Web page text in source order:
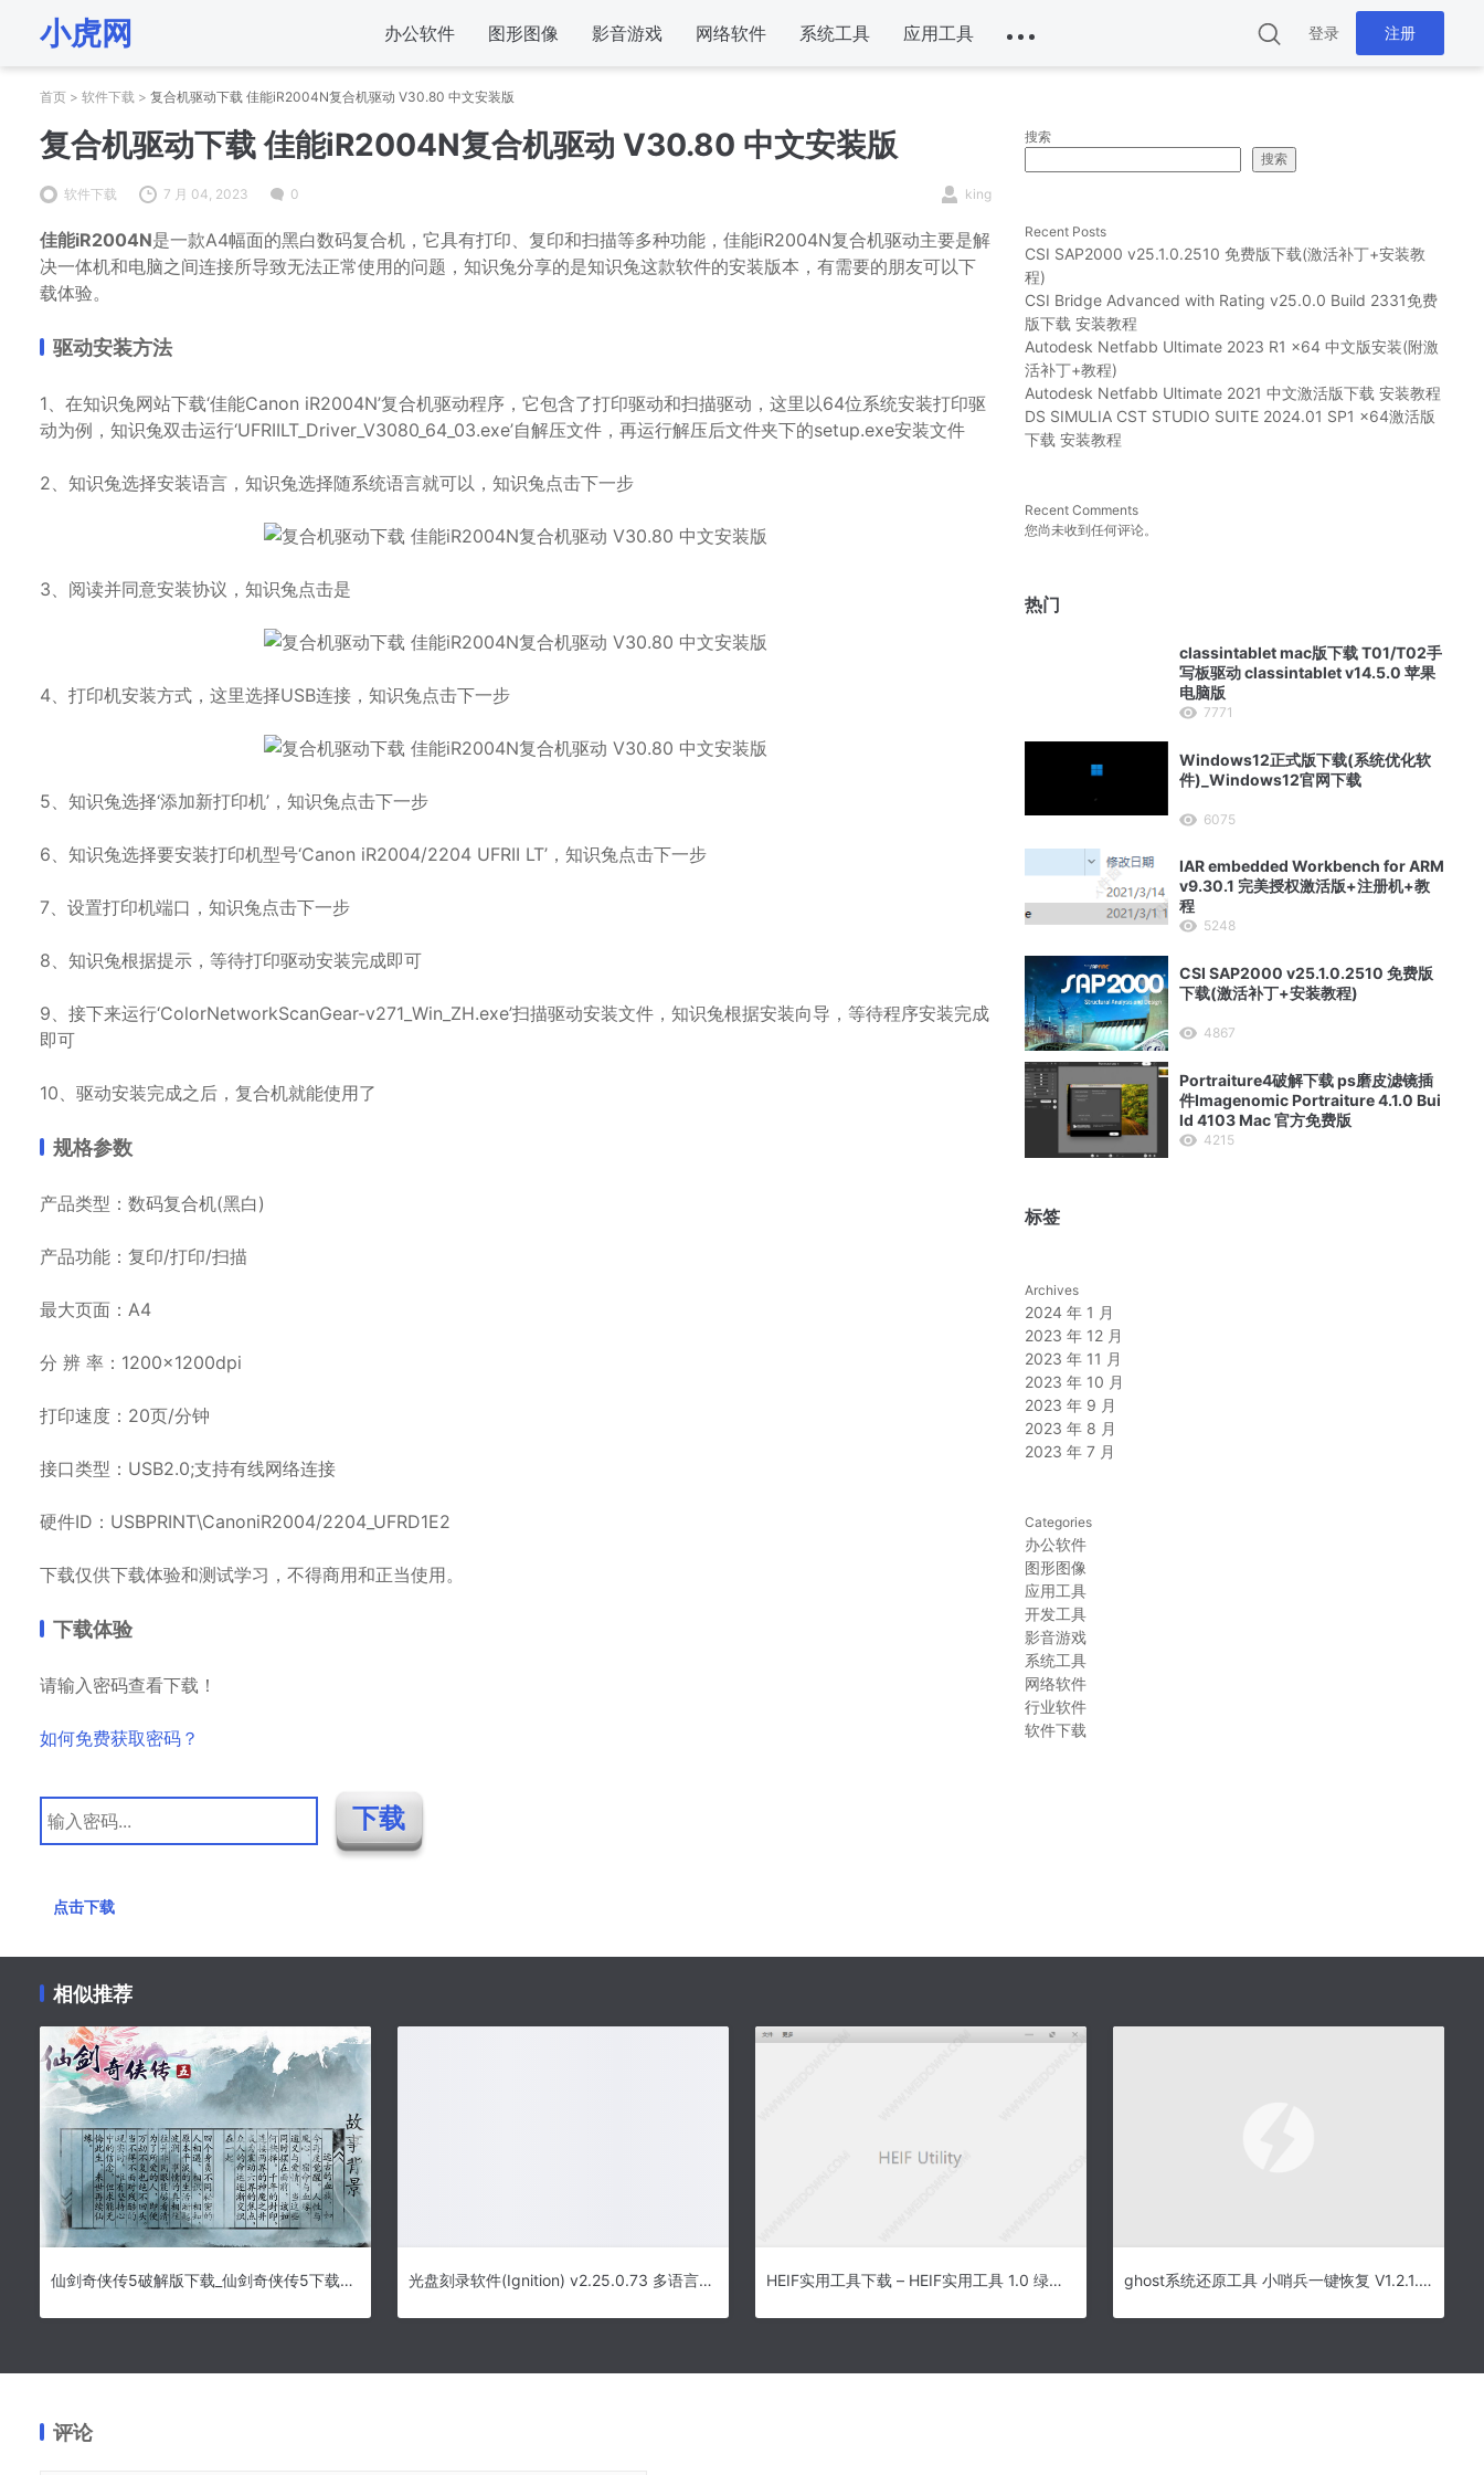
小虎网 办公软件 图形图像 影音游戏 网络软件 系统工具 应用工具 登录 注册
首页 > 软件下载 > 复合机驱动下载 佳能iR2004N复合机驱动 V30.80 中文安装版
复合机驱动下载 佳能iR2004N复合机驱动 V30.80 中文安装版
软件下载 7 月 04, 2023 0 king
佳能iR2004N是一款A4幅面的黑白数码复合机，它具有打印、复印和扫描等多种功能，佳能iR2004N复合机驱动主要是解
决一体机和电脑之间连接所导致无法正常使用的问题，知识兔分享的是知识兔这款软件的安装版本，有需要的朋友可以下
载体验。
驱动安装方法
1、在知识兔网站下载‘佳能Canon iR2004N’复合机驱动程序，它包含了打印驱动和扫描驱动，这里以64位系统安装打印驱
动为例，知识兔双击运行‘UFRIILT_Driver_V3080_64_03.exe’自解压文件，再运行解压后文件夹下的setup.exe安装文件
2、知识兔选择安装语言，知识兔选择随系统语言就可以，知识兔点击下一步
3、阅读并同意安装协议，知识兔点击是
4、打印机安装方式，这里选择USB连接，知识兔点击下一步
5、知识兔选择‘添加新打印机’，知识兔点击下一步
6、知识兔选择要安装打印机型号‘Canon iR2004/2204 UFRII LT’，知识兔点击下一步
7、设置打印机端口，知识兔点击下一步
8、知识兔根据提示，等待打印驱动安装完成即可
9、接下来运行‘ColorNetworkScanGear-v271_Win_ZH.exe’扫描驱动安装文件，知识兔根据安装向导，等待程序安装完成
即可
10、驱动安装完成之后，复合机就能使用了
规格参数
产品类型：数码复合机(黑白)
产品功能：复印/打印/扫描
最大页面：A4
分 辨 率：1200×1200dpi
打印速度：20页/分钟
接口类型：USB2.0;支持有线网络连接
硬件ID：USBPRINT\CanoniR2004/2204_UFRD1E2
下载仅供下载体验和测试学习，不得商用和正当使用。
下载体验
请输入密码查看下载！
如何免费获取密码？
点击下载
搜索
搜索
Recent Posts
CSI SAP2000 v25.1.0.2510 免费版下载(激活补丁+安装教
程)
CSI Bridge Advanced with Rating v25.0.0 Build 2331免费
版下载 安装教程
Autodesk Netfabb Ultimate 2023 R1 x64 中文版安装(附激
活补丁+教程)
Autodesk Netfabb Ultimate 2021 中文激活版下载 安装教程
DS SIMULIA CST STUDIO SUITE 2024.01 SP1 x64激活版
下载 安装教程
Recent Comments
您尚未收到任何评论。
热门
classintablet mac版下载 T01/T02手
写板驱动 classintablet v14.5.0 苹果
电脑版
7771
Windows12正式版下载(系统优化软
件)_Windows12官网下载
6075
IAR embedded Workbench for ARM
v9.30.1 完美授权激活版+注册机+教
程
5248
CSI SAP2000 v25.1.0.2510 免费版
下载(激活补丁+安装教程)
4867
Portraiture4破解下载 ps磨皮滤镜插
件Imagenomic Portraiture 4.1.0 Bui
ld 4103 Mac 官方免费版
4215
标签
Archives
2024 年 1 月
2023 年 12 月
2023 年 11 月
2023 年 10 月
2023 年 9 月
2023 年 8 月
2023 年 7 月
Categories
办公软件
图形图像
应用工具
开发工具
影音游戏
系统工具
网络软件
行业软件
软件下载
相似推荐
仙剑奇侠传5破解版下载_仙剑奇侠传5下载v0.1.15579免安装版 光盘刻录软件(Ignition) v2.25.0.73 多语言安装版 HEIF实用工具下载 – HEIF实用工具 1.0 绿色版 ghost系统还原工具 小哨兵一键恢复 V1.2.1.28 纯净安装版
评论